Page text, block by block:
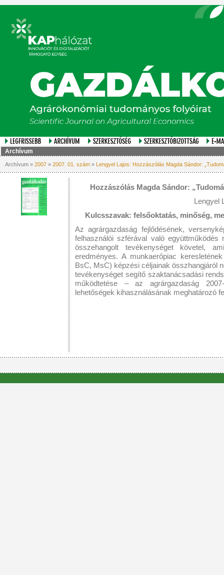
Archívum
Archívum » 2007 » 2007. 01. szám » Lengyel Lajos: Hozzászólás Magda Sándor:
Hozzászólás Magda Sándor:
Lengyel
Kulcsszavak: felsőoktatás, minőség,
Az agrárgazdaság fejlődésének,
felhasználói szférával való együttműködés
összehangolt tevékenységet követel,
eredményes. A munkaerőpiac
BsC, MsC) képzési céljainak összhangjáról
tevékenységet segítő szaktanácsadási
működtetése – az agrárgazdaság
lehetőségek kihasználásának meghatározó